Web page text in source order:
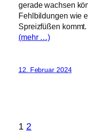
gerade wachsen
Fehlbildungen wie
Spreizfüßen kommt.
(mehr …)
12. Februar 2024
1 2